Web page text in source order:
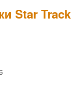
Star Track